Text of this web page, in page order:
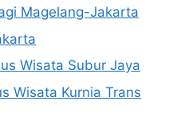
Magelang-Jakarta
Wisata Subur Jaya
Wisata Kurnia Trans